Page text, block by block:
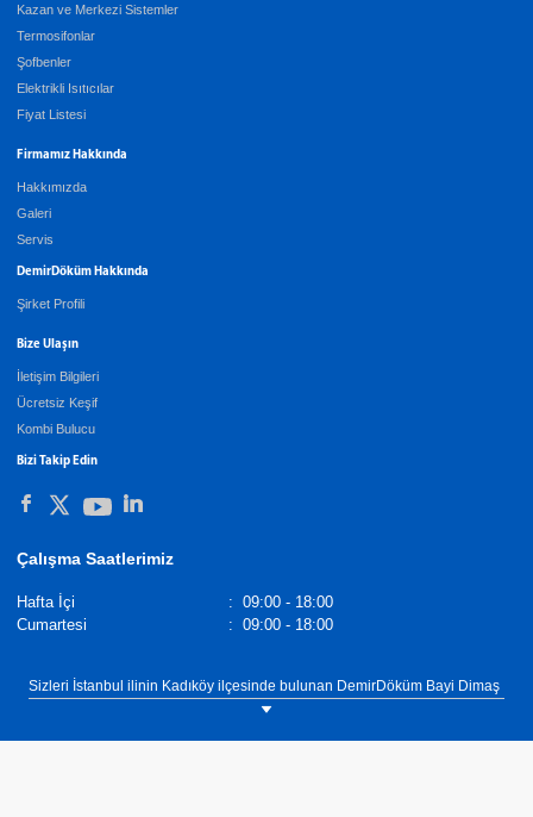
Kazan ve Merkezi Sistemler
Termosifonlar
Şofbenler
Elektrikli Isıtıcılar
Fiyat Listesi
Firmamız Hakkında
Hakkımızda
Galeri
Servis
DemirDöküm Hakkında
Şirket Profili
Bize Ulaşın
İletişim Bilgileri
Ücretsiz Keşif
Kombi Bulucu
Bizi Takip Edin
Çalışma Saatlerimiz
Hafta İçi : 09:00 - 18:00
Cumartesi
: 09:00 - 18:00
Sizleri İstanbul ilinin Kadıköy ilçesinde bulunan DemirDöküm Bayi Dimaş
showroomumuza bekliyoruz. Tel: 0(216) 330 88 16.